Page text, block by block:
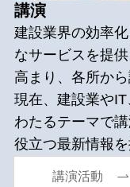
講演
建設業界の効率
なサービスを提
高まり、各所か
現在、建設業や
わたるテーマで
役立つ最新情報を
講演活動